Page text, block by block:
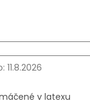
11.8.2026
v latexu